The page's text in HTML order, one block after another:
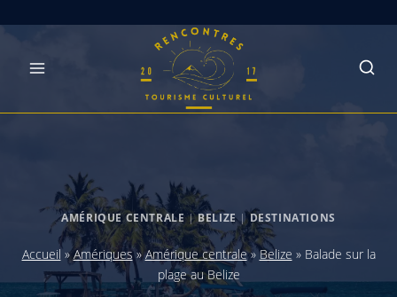
AMÉRIQUE CENTRALE|BELIZE|DESTINATIONS
Accueil »Amériques»Amérique centrale»Belize » Balade sur la
plage au Belize